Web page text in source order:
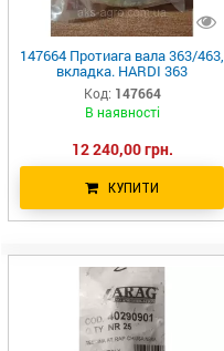
147664 Протиага вала 363/463,
вкладка. HARDI 363
Код: 147664
В наявності
12 240,00 грн.
КУПИТИ